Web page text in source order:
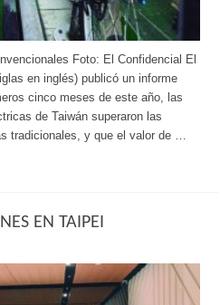
Foto: El Confidencial El
en inglés) publicó un informe
cinco meses de este año, las
de Taiwán superaron las
tradicionales, y que el valor de …
EN TAIPEI